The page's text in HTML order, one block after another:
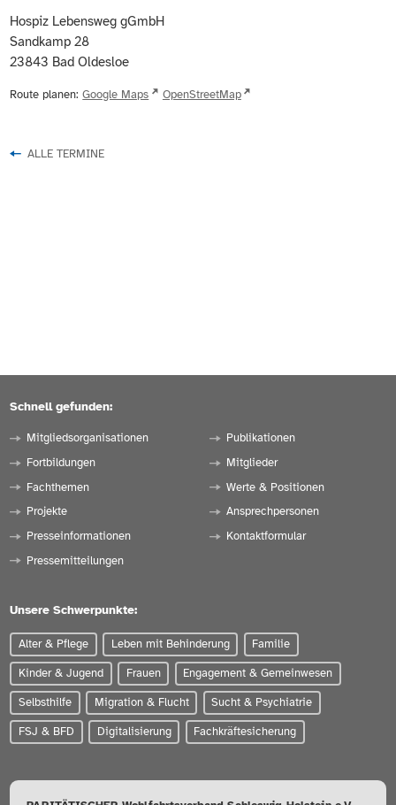
Hospiz Lebensweg gGmbH
Sandkamp 28
23843 Bad Oldesloe
Route planen: Google Maps OpenStreetMap
ALLE TERMINE
Schnell gefunden:
Mitgliedsorganisationen
Fortbildungen
Fachthemen
Projekte
Presseinformationen
Pressemitteilungen
Publikationen
Mitglieder
Werte & Positionen
Ansprechpersonen
Kontaktformular
Unsere Schwerpunkte:
Alter & Pflege Leben mit Behinderung Familie
Kinder & Jugend Frauen Engagement & Gemeinwesen
Selbsthilfe Migration & Flucht Sucht & Psychiatrie
FSJ & BFD Digitalisierung Fachkräftesicherung